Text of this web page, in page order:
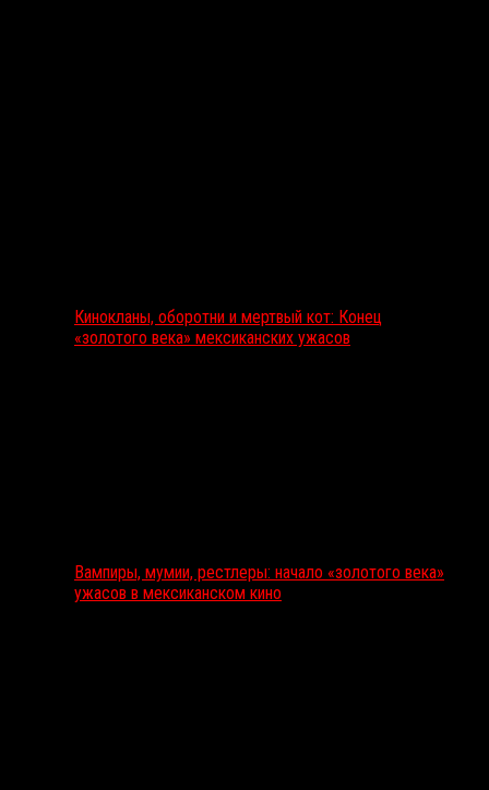
Кинокланы, оборотни и мертвый кот: Конец
«золотого века» мексиканских ужасов
Вампиры, мумии, рестлеры: начало «золотого века»
ужасов в мексиканском кино